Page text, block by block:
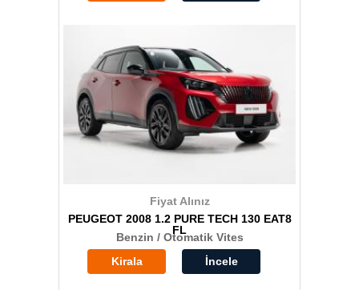
Fiyat Alınız
PEUGEOT 2008 1.2 PURE TECH 130 EAT8
FL
Benzin / Otomatik Vites
Kirala
İncele